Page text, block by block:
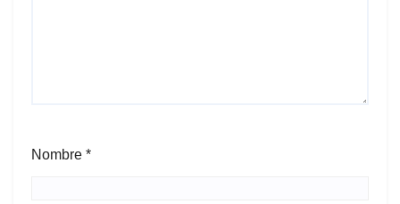
Nombre *